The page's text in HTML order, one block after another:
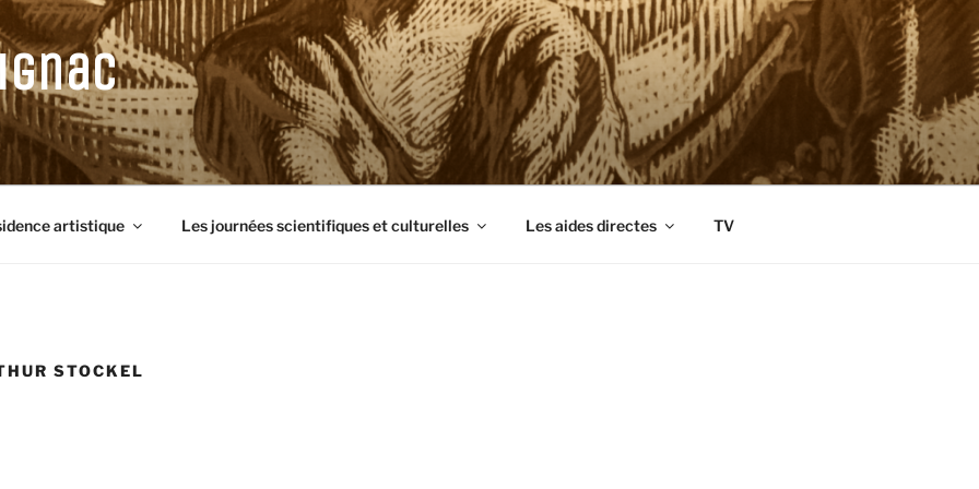
artistique Les journées scientifiques et culturelles Les aides directes TV
STOCKEL